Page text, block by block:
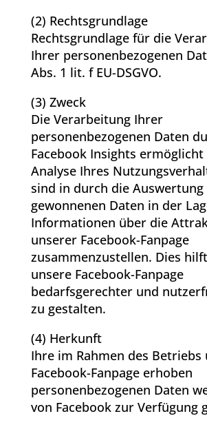
(2) Rechtsgrundlage
Rechtsgrundlage für die
Ihrer personenbezogenen
Abs. 1 lit. f EU-DSGVO.
(3) Zweck
Die Verarbeitung Ihrer
personenbezogenen Daten
Facebook Insights ermöglicht
Analyse Ihres
sind in durch die Auswertung
gewonnenen Daten in der
Informationen über die
unserer Facebook-Fanpage
zusammenzustellen. Dies
unsere Facebook-Fanpage
bedarfsgerechter und
zu gestalten.
(4) Herkunft
Ihre im Rahmen des Betriebs
Facebook-Fanpage erhoben
personenbezogenen Daten
von Facebook zur Verfügung